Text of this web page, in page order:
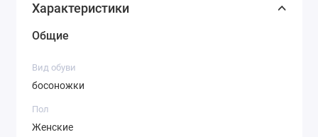
Характеристики
Общие
Вид обуви
босоножки
Пол
Женские